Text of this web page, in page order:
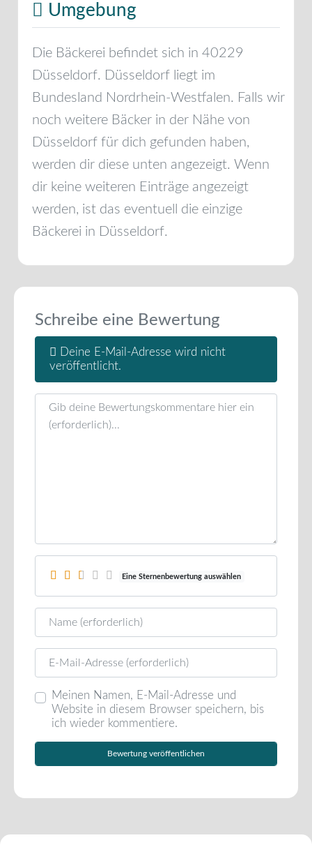
Umgebung
Die Bäckerei befindet sich in 40229
Düsseldorf. Düsseldorf liegt im
Bundesland Nordrhein-Westfalen. Falls wir
noch weitere Bäcker in der Nähe von
Düsseldorf für dich gefunden haben,
werden dir diese unten angezeigt. Wenn
dir keine weiteren Einträge angezeigt
werden, ist das eventuell die einzige
Bäckerei in Düsseldorf.
Schreibe eine Bewertung
Deine E-Mail-Adresse wird nicht
veröffentlicht.
Rezensionstext
Eine Sternenbewertung auswählen
Name
E-Mail
Meinen Namen, E-Mail-Adresse und
Website in diesem Browser speichern, bis
ich wieder kommentiere.